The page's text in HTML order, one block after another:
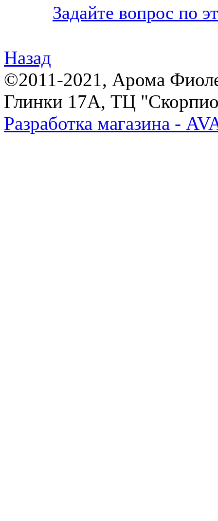
Задайте вопрос по
Назад
©2011-2021, Арома
Глинки 17А, ТЦ
Разработка магазина -